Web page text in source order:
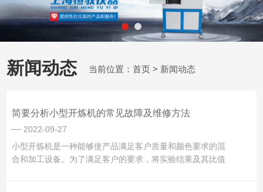
新闻动态 当前位置：首页 > 新闻动态
简要分析小型开炼机的常见故障及维修方法
2022-09-27
小型开炼机是一种能够使产品满足客户质量和颜色要求的混
合和加工设备。为了满足客户的要求，将实验结果及其比值